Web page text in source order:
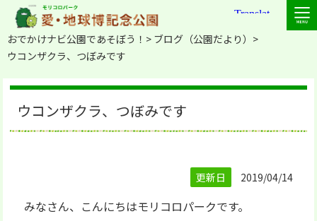
おでかけナビ公園であそぼう！
ブログ（公園だより）
ウコンザクラ、つぼみです
ウコンザクラ、つぼみです
更新日 2019/04/14
みなさん、こんにちはモリコロパークです。